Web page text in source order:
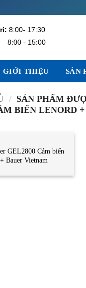
8:00- 17:30
- 15:00
GIỚI THIỆU SẢN
/ SẢN PHẨM
BIẾN LENORD
GEL2800 Cảm biến
Bauer Vietnam